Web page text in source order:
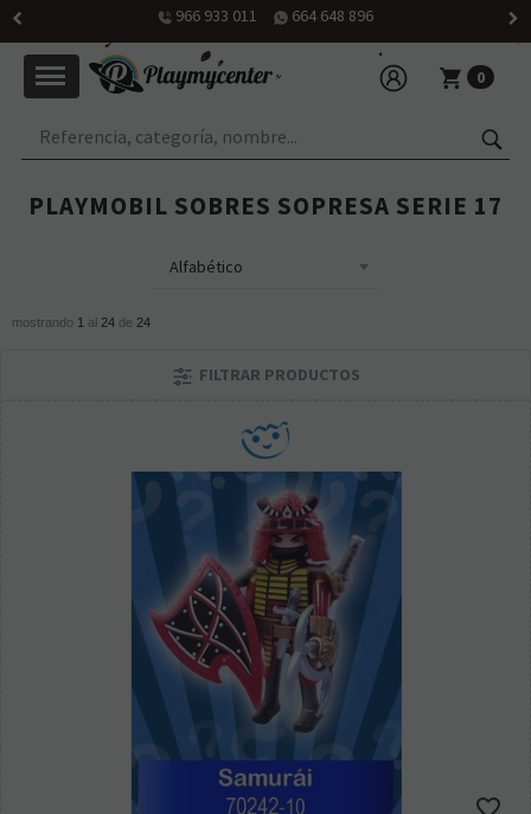
Horario: martes a viernes de 10h30 a 14h y de 16h30 a 20h; sábado
0
PLAYMOBIL SOBRES SOPRESA SERIE 17
mostrando 1 al 24 de 24
FILTRAR PRODUCTOS